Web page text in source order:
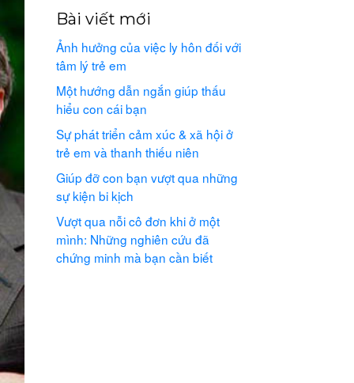
Bài viết mới
Ảnh hưởng của việc ly hôn đối với
tâm lý trẻ em
Một hướng dẫn ngắn giúp thấu
hiểu con cái bạn
Sự phát triển cảm xúc & xã hội ở
trẻ em và thanh thiếu niên
Giúp đỡ con bạn vượt qua những
sự kiện bi kịch
Vượt qua nỗi cô đơn khi ở một
mình: Những nghiên cứu đã
chứng minh mà bạn cần biết